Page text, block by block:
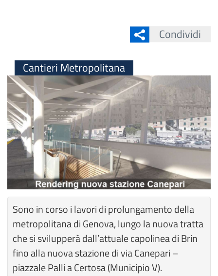
Condividi
Cantieri Metropolitana
Sono in corso i lavori di prolungamento della
metropolitana di Genova, lungo la nuova tratta
che si svilupperà dall’attuale capolinea di Brin
fino alla nuova stazione di via Canepari –
piazzale Palli a Certosa (Municipio V).